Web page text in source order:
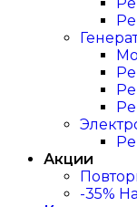
Акции
-35%